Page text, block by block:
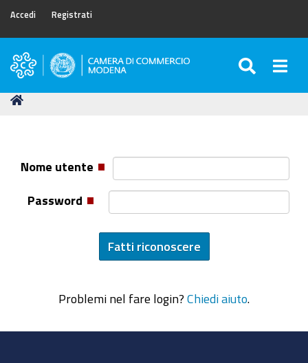
Accedi Registrati
Camera
Commercio
Tu
Nome utente
Password
Problemi nel fare login? Chiedi aiuto